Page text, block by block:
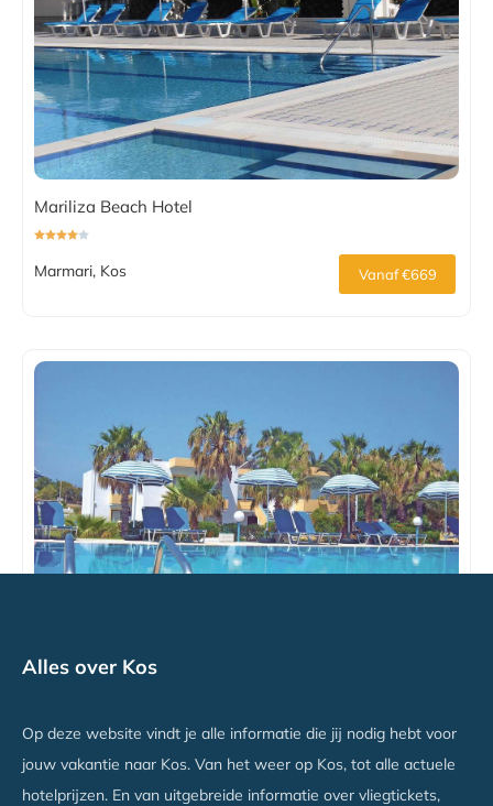
Mariliza Beach Hotel
Marmari, Kos Vanaf €669
Alles over Kos
Op deze website vindt je alle informatie die jij nodig hebt voor
jouw vakantie naar Kos. Van het weer op Kos, tot alle actuele
hotelprijzen. En van uitgebreide informatie over vliegtickets,